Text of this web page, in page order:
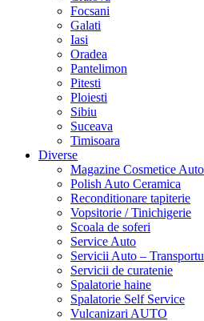
Focsani
Galati
Iasi
Oradea
Pantelimon
Pitesti
Ploiesti
Sibiu
Suceava
Timisoara
Diverse
Magazine Cosmetice
Polish Auto Ceramica
Reconditionare tapiterie
Vopsitorie / Tinichigerie
Scoala de soferi
Service Auto
Servicii Auto –
Servicii de curatenie
Spalatorie haine
Spalatorie Self Service
Vulcanizari AUTO